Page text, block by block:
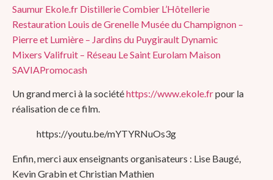
Saumur Ekole.fr Distillerie Combier L’Hôtellerie
Restauration Louis de Grenelle Musée du Champignon –
Pierre et Lumière – Jardins du Puygirault Dynamic
Mixers Valifruit – Réseau Le Saint Eurolam Maison
SAVIAPromocash
Un grand merci à la sociétéhttps://www.ekole.frpour la
réalisation de ce film.
https://youtu.be/mYTYRNuOs3g
Enfin, merci aux enseignants organisateurs : Lise Baugé,
Kevin Grabin et Christian Mathien